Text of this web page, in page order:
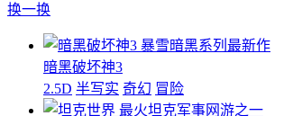
换一换
暴雪暗黑系列最新作
暗黑破坏神3
2.5D 半写实 奇幻 冒险
最火坦克军事网游之一